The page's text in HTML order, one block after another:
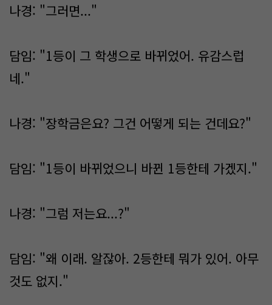
나경: "그러면..."
담임: "1등이 그 학생으로 바뀌었어. 유감스럽
네."
나경: "장학금은요? 그건 어떻게 되는 건데요?"
담임: "1등이 바뀌었으니 바뀐 1등한테 가겠지."
나경: "그럼 저는요...?"
담임: "왜 이래. 알잖아. 2등한테 뭐가 있어. 아무
것도 없지."